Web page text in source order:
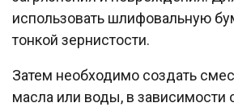
использовать шлифовальную
тонкой зернистости.
Затем необходимо создать
масла или воды, в зависимости